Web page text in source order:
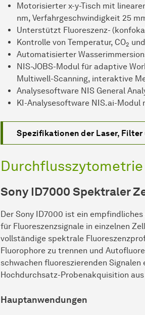
Motorisierter x-y-Tisch mit
nm, Verfahrgeschwindigkeit 25
Unterstützt Fluoreszenz-
Kontrolle von Temperatur, CO2
Automatisierter
NIS-JOBS-Modul für adaptive
Multiwell-Scanning, interaktive
Analysesoftware NIS General
KI-Analysesoftware NIS.ai-Modul
Spezifikationen der Laser, Filter
Durchflusszytometrie
Sony ID7000 Spektraler
Der Sony ID7000 ist ein
für Fluoreszenzsignale in einzelnen
vollständige spektrale
Fluorophore zu trennen und
schwachen fluoreszierenden
Hochdurchsatz-Probenakquisition
Hauptanwendungen